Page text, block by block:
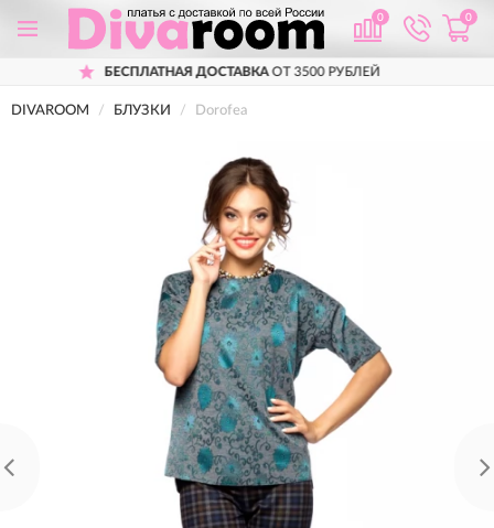
0 0
БЕСПЛАТНАЯ ДОСТАВКАОТ 3500 РУБЛЕЙ
DIVAROOM БЛУЗКИ Dorofea